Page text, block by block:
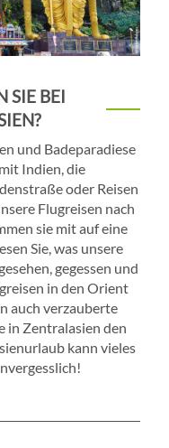
SIE BEI
und Badeparadiese
Indien, die
oder Reisen
Flugreisen nach
sie mit auf eine
Sie, was unsere
gegessen und
in den Orient
auch verzauberte
in Zentralasien den
kann vieles